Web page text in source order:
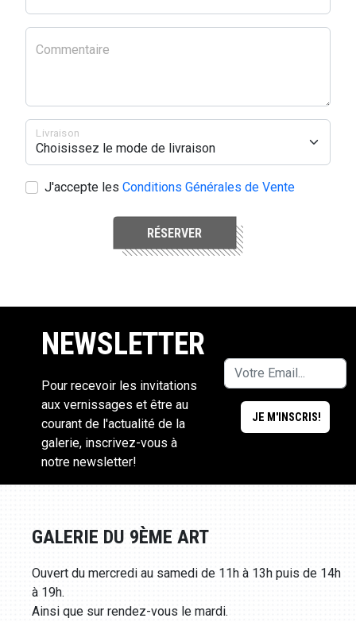
Commentaire
Livraison
J'accepte les Conditions Générales de Vente
RÉSERVER
NEWSLETTER
Pour recevoir les invitations
aux vernissages et être au
courant de l'actualité de la
galerie, inscrivez-vous à
notre newsletter!
GALERIE DU 9ÈME ART
Ouvert du mercredi au samedi de 11h à 13h puis de 14h
à 19h.
Ainsi que sur rendez-vous le mardi.